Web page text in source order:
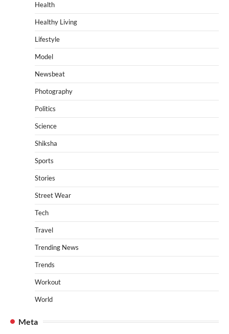
Health
Healthy Living
Lifestyle
Model
Newsbeat
Photography
Politics
Science
Shiksha
Sports
Stories
Street Wear
Tech
Travel
Trending News
Trends
Workout
World
Meta